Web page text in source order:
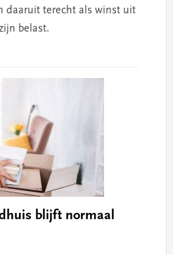
daaruit terecht als winst uit
belast.
blijft normaal